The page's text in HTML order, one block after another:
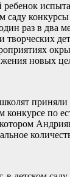
саду
раз в два
творческих
новых
приняли
по